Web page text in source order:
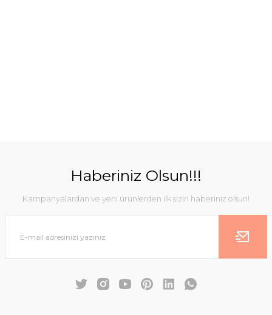
Haberiniz Olsun!!!
Kampanyalardan ve yeni ürünlerden ilk sizin haberiniz olsun!